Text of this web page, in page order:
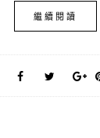
繼續閱讀